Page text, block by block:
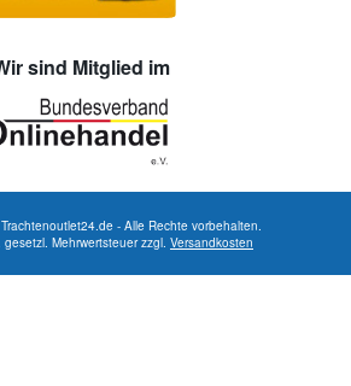
sind Mitglied im
- Alle Rechte vorbehalten.
Mehrwertsteuer zzgl. Versandkosten